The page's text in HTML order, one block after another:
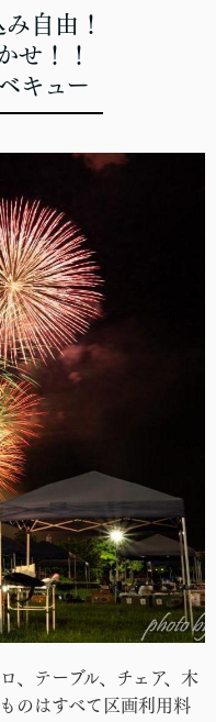
自由！
せ！！
キュー
、テーブル、チェア、木
のはすべて区画利用料